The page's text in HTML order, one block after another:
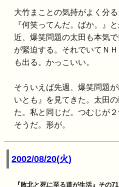
大竹まことの気持がよく分
『何笑ってんだ。ばか。』
近、爆笑問題の太田も本気
が緊迫する。それでいてＮ
も出る。かっこいい。
そういえば先週、爆笑問題
いとも』を見てきた。太田
た。私と同じだ。つむじが
そうだ。形が。
2002/08/20(火)
『敗北と死に至る道が生活』その71